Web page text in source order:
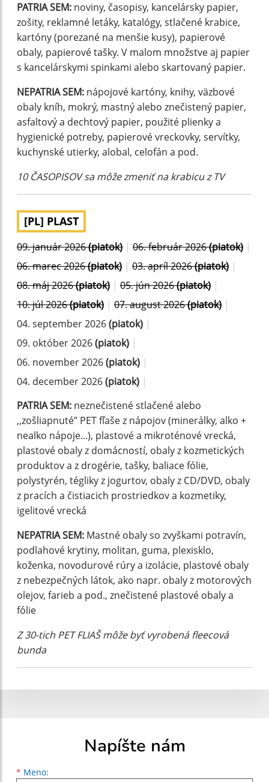
PATRIA SEM: noviny, časopisy, kancelársky papier,
zošity, reklamné letáky, katalógy, stlačené krabice,
kartóny (porezané na menšie kusy), papierové
obaly, papierové tašky. V malom množstve aj papier
s kancelárskymi spinkami alebo skartovaný papier.
NEPATRIA SEM: nápojové kartóny, knihy, väzbové
obaly kníh, mokrý, mastný alebo znečistený papier,
asfaltový a dechtový papier, použité plienky a
hygienické potreby, papierové vreckovky, servítky,
kuchynské utierky, alobal, celofán a pod.
10 ČASOPISOV sa môže zmeniť na krabicu z TV
[PL] PLAST
09. január 2026(piatok) | 06. február 2026(piatok) |
06. marec 2026(piatok) | 03. apríl 2026(piatok) |
08. máj 2026(piatok) | 05. jún 2026(piatok) |
10. júl 2026(piatok) | 07. august 2026(piatok) |
04. september 2026(piatok) |
09. október 2026(piatok) |
06. november 2026(piatok) |
04. december 2026(piatok) |
PATRIA SEM: neznečistené stlačené alebo
,,zošliapnuté” PET fľaše z nápojov (minerálky, alko +
nealko nápoje...), plastové a mikroténové vrecká,
plastové obaly z domácností, obaly z kozmetických
produktov a z drogérie, tašky, baliace fólie,
polystyrén, tégliky z jogurtov, obaly z CD/DVD, obaly
z pracích a čistiacich prostriedkov a kozmetiky,
igelitové vrecká
NEPATRIA SEM: Mastné obaly so zvyškami potravín,
podlahové krytiny, molitan, guma, plexisklo,
koženka, novodurové rúry a izolácie, plastové obaly
z nebezpečných látok, ako napr. obaly z motorových
olejov, farieb a pod., znečistené plastové obaly a
fólie
Z 30-tich PET FLIAŠ môže byť vyrobená fleecová
bunda
Napíšte nám
* Meno:
Meno
Priezvisko
E-mailová adresa